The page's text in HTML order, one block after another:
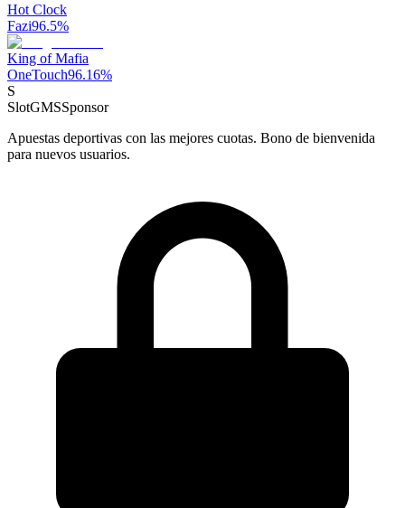
Hot Clock
Fazi96.5%
King of Mafia
OneTouch96.16%
S
SlotGMSSponsor
Apuestas deportivas con las mejores cuotas. Bono de bienvenida
para nuevos usuarios.